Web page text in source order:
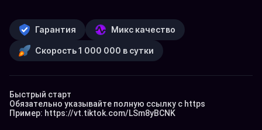
Гарантия Микс качество
Скорость 1 000 000 в сутки
Быстрый старт
Обязательно указывайте полную ссылку с https
Пример: https://vt.tiktok.com/LSm8yBCNK